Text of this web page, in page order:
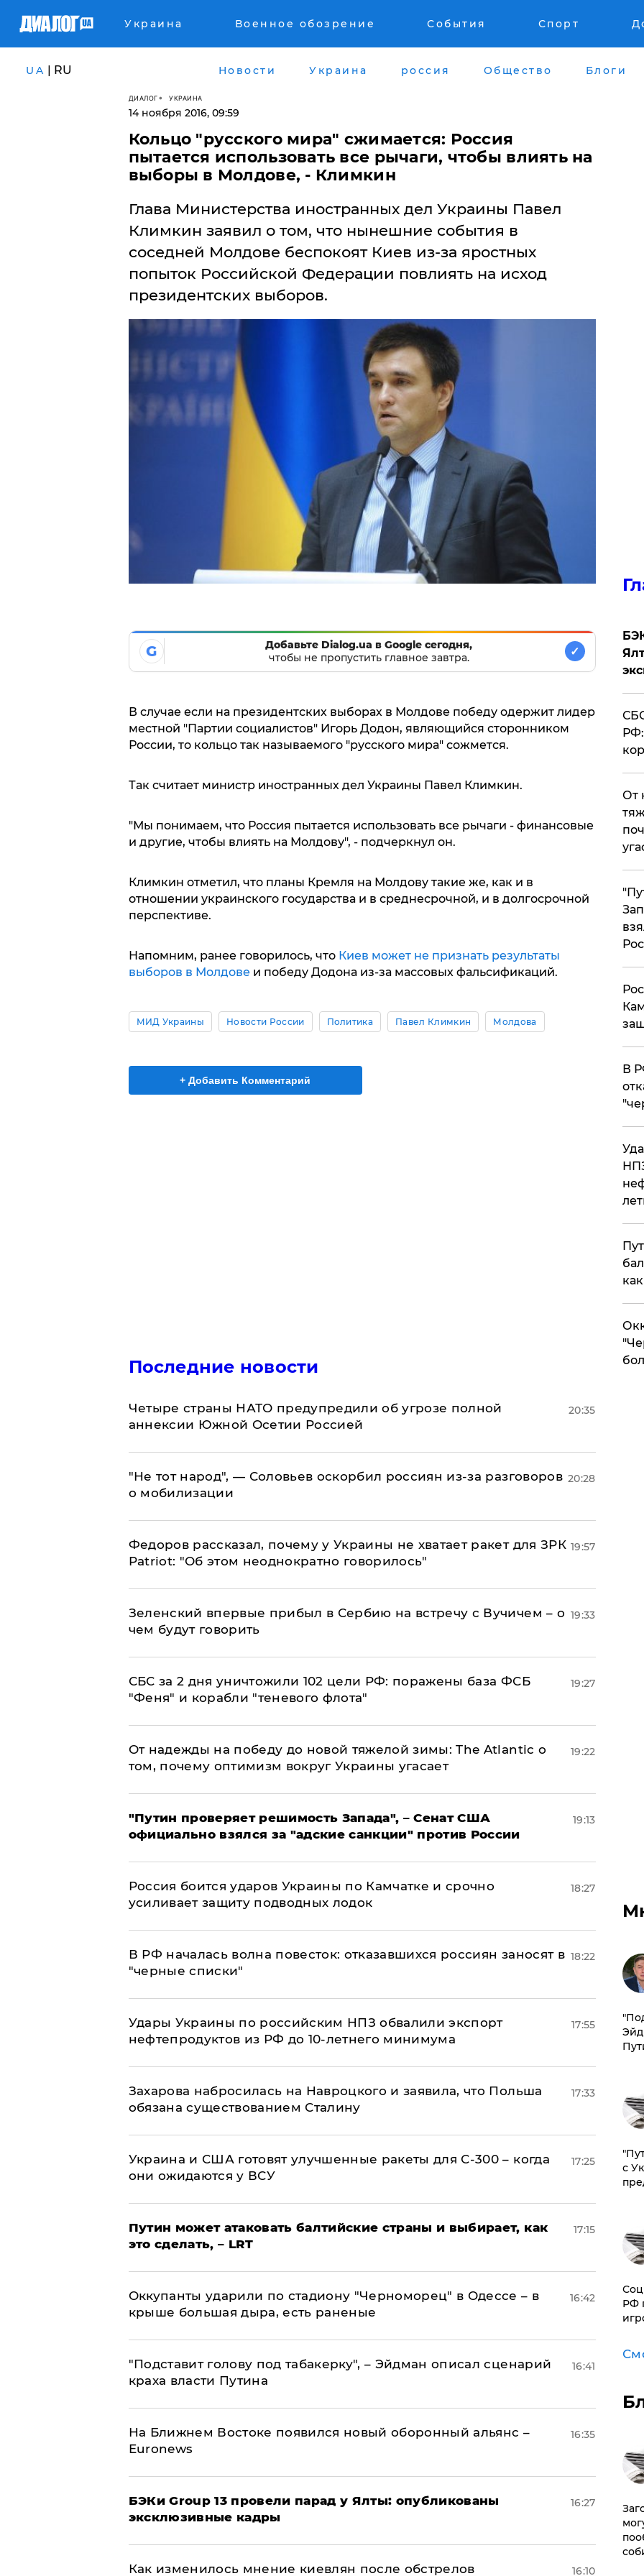
Украина Военное обозрение События Спорт
UA | RU Новости Украина россия Общество Блоги
ДИАЛОГ УКРАИНА
14 ноября 2016, 09:59
Кольцо "русского мира" сжимается: Россия
пытается использовать все рычаги, чтобы влиять на
выборы в Молдове, - Климкин
Глава Министерства иностранных дел Украины Павел
Климкин заявил о том, что нынешние события в
соседней Молдове беспокоят Киев из-за яростных
попыток Российской Федерации повлиять на исход
президентских выборов.
G
Добавьте Dialog.ua в Google сегодня,
чтобы не пропустить главное завтра.
✓
В случае если на президентских выборах в Молдове победу одержит лидер
местной "Партии социалистов" Игорь Додон, являющийся сторонником
России, то кольцо так называемого "русского мира" сожмется.
Так считает министр иностранных дел Украины Павел Климкин.
"Мы понимаем, что Россия пытается использовать все рычаги - финансовые
и другие, чтобы влиять на Молдову", - подчеркнул он.
Климкин отметил, что планы Кремля на Молдову такие же, как и в
отношении украинского государства и в среднесрочной, и в долгосрочной
перспективе.
Напомним, ранее говорилось, что Киев может не признать результаты
выборов в Молдовеи победу Додона из-за массовых фальсификаций.
МИД Украины Новости России Политика Павел Климкин Молдова
+ Добавить Комментарий
Последние новости
Четыре страны НАТО предупредили об угрозе полной
аннексии Южной Осетии Россией
20:35
​"Не тот народ", — Соловьев оскорбил россиян из-за разговоров
о мобилизации
20:28
Федоров рассказал, почему у Украины не хватает ракет для ЗРК
Patriot: "Об этом неоднократно говорилось"
19:57
Зеленский впервые прибыл в Сербию на встречу с Вучичем – о
чем будут говорить
19:33
СБС за 2 дня уничтожили 102 цели РФ: поражены база ФСБ
"Феня" и корабли "теневого флота"
19:27
От надежды на победу до новой тяжелой зимы: The Atlantic о
том, почему оптимизм вокруг Украины угасает
19:22
"Путин проверяет решимость Запада", – Сенат США
официально взялся за "адские санкции" против России
19:13
Россия боится ударов Украины по Камчатке и срочно
усиливает защиту подводных лодок
18:27
​В РФ началась волна повесток: отказавшихся россиян заносят в
"черные списки"
18:22
Удары Украины по российским НПЗ обвалили экспорт
нефтепродуктов из РФ до 10-летнего минимума
17:55
​Захарова набросилась на Навроцкого и заявила, что Польша
обязана существованием Сталину
17:33
Украина и США готовят улучшенные ракеты для С-300 – когда
они ожидаются у ВСУ
17:25
Путин может атаковать балтийские страны и выбирает, как
это сделать, – LRT
17:15
Оккупанты ударили по стадиону "Черноморец" в Одессе – в
крыше большая дыра, есть раненые
16:42
​"Подставит голову под табакерку", – Эйдман описал сценарий
краха власти Путина
16:41
На Ближнем Востоке появился новый оборонный альянс –
Euronews
16:35
​БЭКи Group 13 провели парад у Ялты: опубликованы
эксклюзивные кадры
16:27
Как изменилось мнение киевлян после обстрелов 16:10
От
​В
с
РФ